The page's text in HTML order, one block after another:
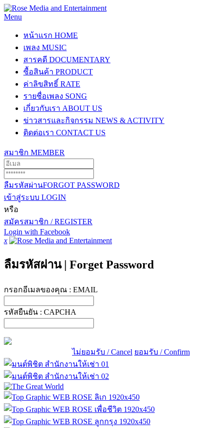
Menu
หน้าแรก HOME
เพลง MUSIC
สารคดี DOCUMENTARY
ซื้อสินค้า PRODUCT
ค่าลิขสิทธิ์ RATE
รายชื่อเพลง SONG
เกี่ยวกับเรา ABOUT US
ข่าวสารและกิจกรรม NEWS & ACTIVITY
ติดต่อเรา CONTACT US
สมาชิก MEMBER
ลืมรหัสผ่านFORGOT PASSWORD
เข้าสู่ระบบ LOGIN
หรือ
สมัครสมาชิก / REGISTER
Login with Facebook
x
ลืมรหัสผ่าน | Forget Password
กรอกอีเมลของคุณ : EMAIL
รหัสยืนยัน : CAPCHA
ไม่ยอมรับ / Cancel ยอมรับ / Confirm